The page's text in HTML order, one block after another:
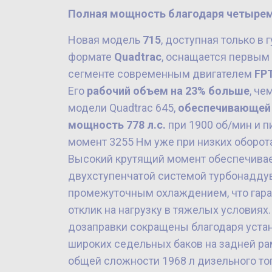
Полная мощность благодаря
Новая модель 715, доступная только в
формате Quadtrac, оснащается первым
сегменте современным двигателем
Его рабочий объем на 23% больше,
модели Quadtrac 645,
мощность 778 л.с. при 1900 об/мин и
момент 3255 Нм уже при низких
Высокий крутящий момент
двухступенчатой системой
промежуточным охлаждением, что
отклик на нагрузку в тяжелых
дозаправки сокращены благодаря
широких седельных баков на задней
общей сложности 1968 л дизельного